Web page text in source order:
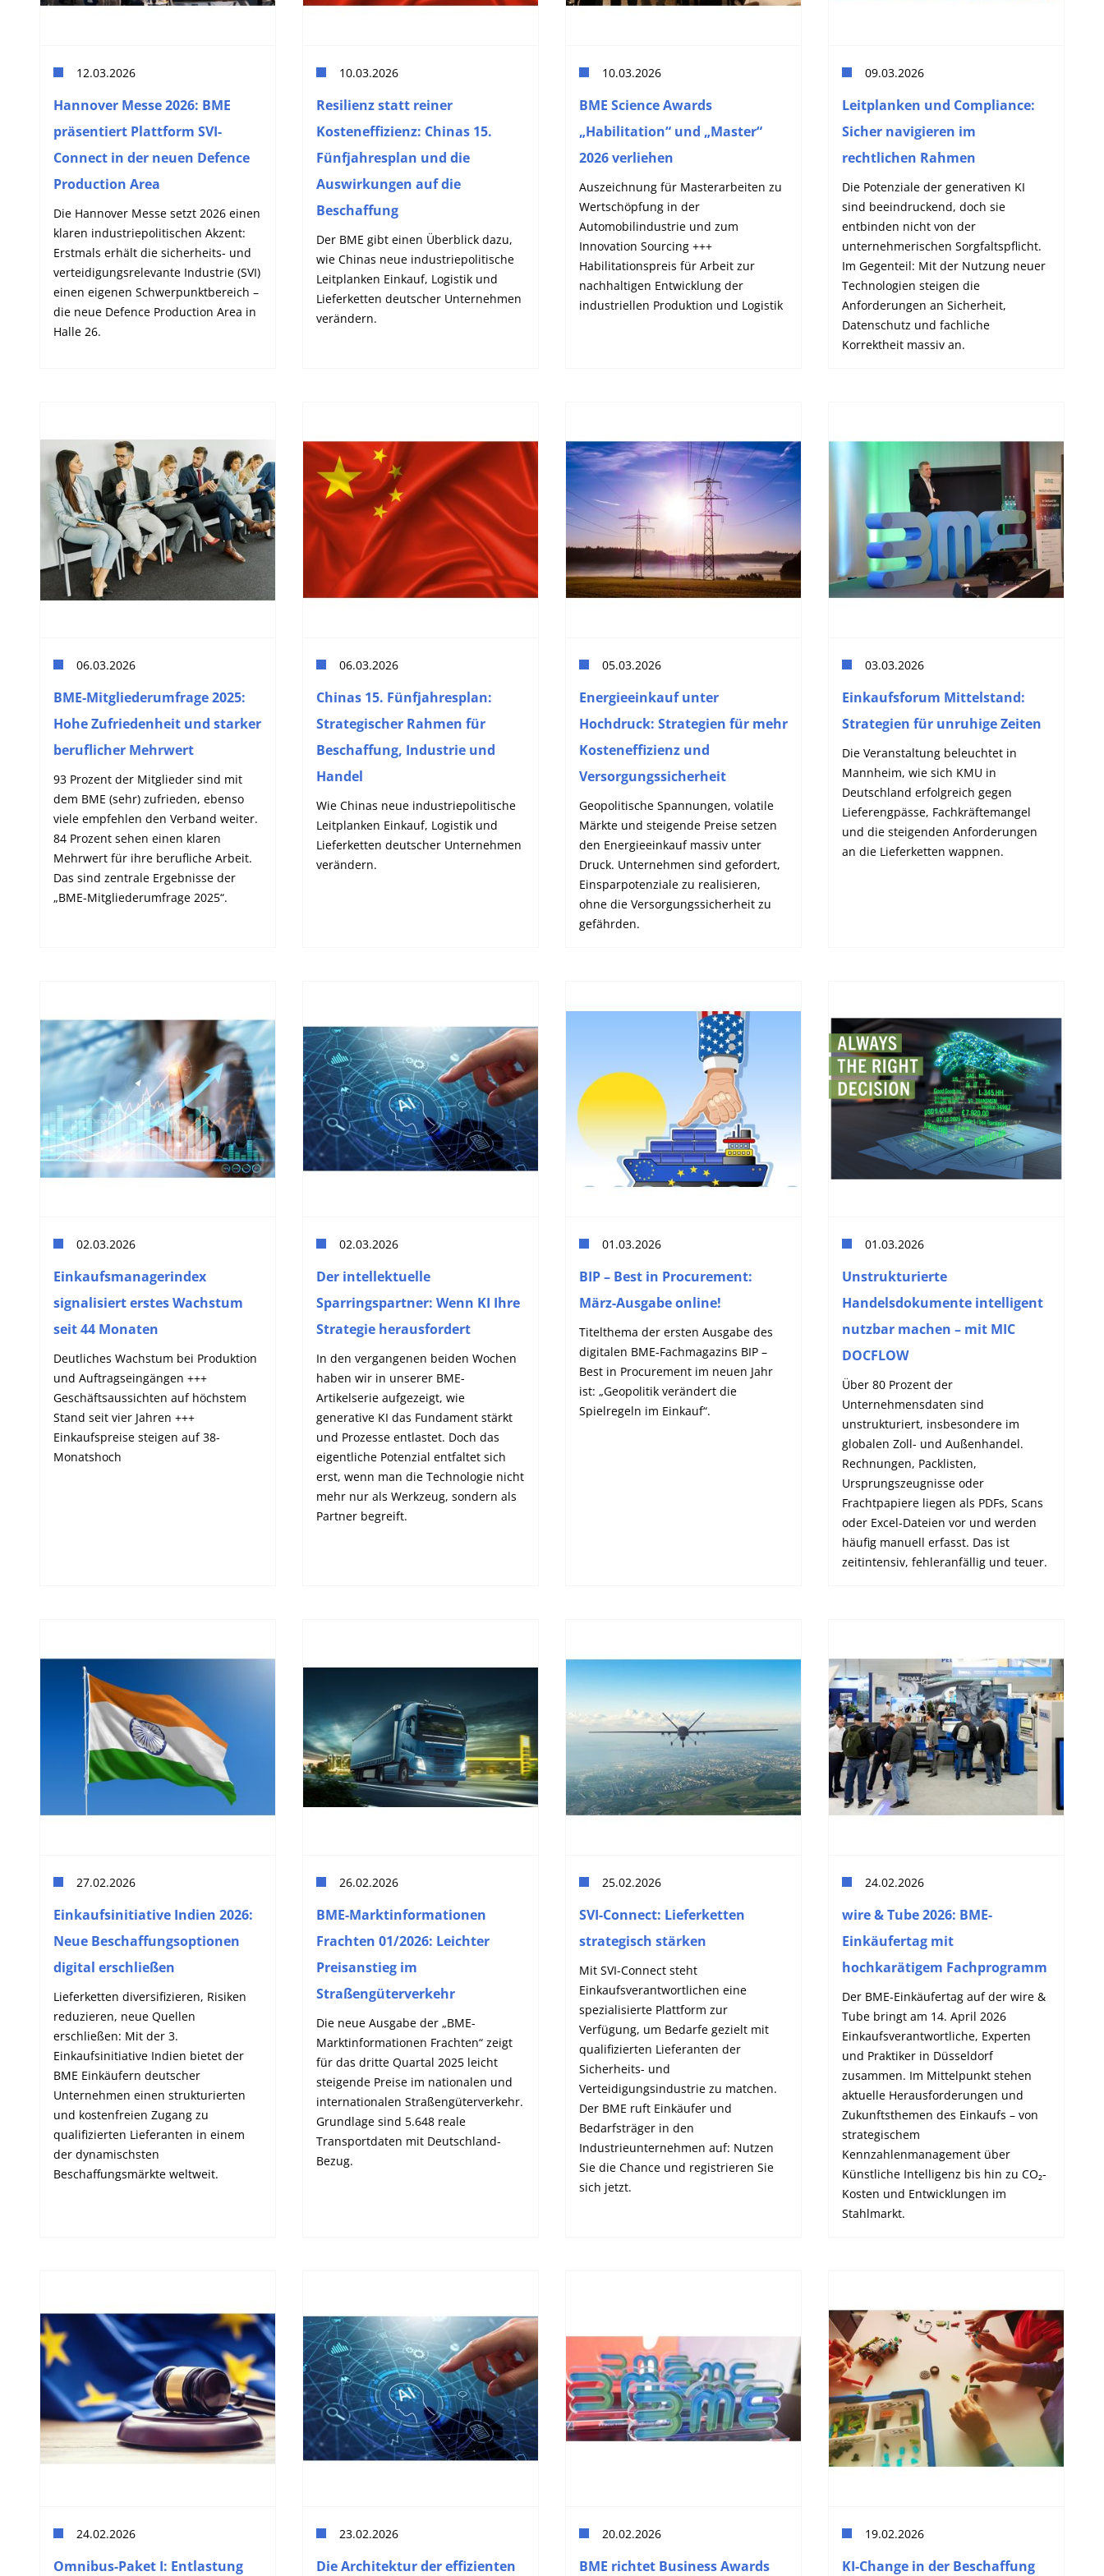
12.03.2026
Hannover Messe 2026: BME
präsentiert Plattform SVI-
Connect in der neuen Defence
Production Area
Die Hannover Messe setzt 2026 einen
klaren industriepolitischen Akzent:
Erstmals erhält die sicherheits- und
verteidigungsrelevante Industrie (SVI)
einen eigenen Schwerpunktbereich –
die neue Defence Production Area in
Halle 26.
10.03.2026
Resilienz statt reiner
Kosteneffizienz: Chinas 15.
Fünfjahresplan und die
Auswirkungen auf die
Beschaffung
Der BME gibt einen Überblick dazu,
wie Chinas neue industriepolitische
Leitplanken Einkauf, Logistik und
Lieferketten deutscher Unternehmen
verändern.
10.03.2026
BME Science Awards
„Habilitation“ und „Master“
2026 verliehen
Auszeichnung für Masterarbeiten zu
Wertschöpfung in der
Automobilindustrie und zum
Innovation Sourcing +++
Habilitationspreis für Arbeit zur
nachhaltigen Entwicklung der
industriellen Produktion und Logistik
09.03.2026
Leitplanken und Compliance:
Sicher navigieren im
rechtlichen Rahmen
Die Potenziale der generativen KI
sind beeindruckend, doch sie
entbinden nicht von der
unternehmerischen Sorgfaltspflicht.
Im Gegenteil: Mit der Nutzung neuer
Technologien steigen die
Anforderungen an Sicherheit,
Datenschutz und fachliche
Korrektheit massiv an.
06.03.2026
BME-Mitgliederumfrage 2025:
Hohe Zufriedenheit und starker
beruflicher Mehrwert
93 Prozent der Mitglieder sind mit
dem BME (sehr) zufrieden, ebenso
viele empfehlen den Verband weiter.
84 Prozent sehen einen klaren
Mehrwert für ihre berufliche Arbeit.
Das sind zentrale Ergebnisse der
„BME-Mitgliederumfrage 2025“.
06.03.2026
Chinas 15. Fünfjahresplan:
Strategischer Rahmen für
Beschaffung, Industrie und
Handel
Wie Chinas neue industriepolitische
Leitplanken Einkauf, Logistik und
Lieferketten deutscher Unternehmen
verändern.
05.03.2026
Energieeinkauf unter
Hochdruck: Strategien für mehr
Kosteneffizienz und
Versorgungssicherheit
Geopolitische Spannungen, volatile
Märkte und steigende Preise setzen
den Energieeinkauf massiv unter
Druck. Unternehmen sind gefordert,
Einsparpotenziale zu realisieren,
ohne die Versorgungssicherheit zu
gefährden.
03.03.2026
Einkaufsforum Mittelstand:
Strategien für unruhige Zeiten
Die Veranstaltung beleuchtet in
Mannheim, wie sich KMU in
Deutschland erfolgreich gegen
Lieferengpässe, Fachkräftemangel
und die steigenden Anforderungen
an die Lieferketten wappnen.
02.03.2026
Einkaufsmanagerindex
signalisiert erstes Wachstum
seit 44 Monaten
Deutliches Wachstum bei Produktion
und Auftragseingängen +++
Geschäftsaussichten auf höchstem
Stand seit vier Jahren +++
Einkaufspreise steigen auf 38-
Monatshoch
02.03.2026
Der intellektuelle
Sparringspartner: Wenn KI Ihre
Strategie herausfordert
In den vergangenen beiden Wochen
haben wir in unserer BME-
Artikelserie aufgezeigt, wie
generative KI das Fundament stärkt
und Prozesse entlastet. Doch das
eigentliche Potenzial entfaltet sich
erst, wenn man die Technologie nicht
mehr nur als Werkzeug, sondern als
Partner begreift.
01.03.2026
BIP – Best in Procurement:
März-Ausgabe online!
Titelthema der ersten Ausgabe des
digitalen BME-Fachmagazins BIP –
Best in Procurement im neuen Jahr
ist: „Geopolitik verändert die
Spielregeln im Einkauf“.
01.03.2026
Unstrukturierte
Handelsdokumente intelligent
nutzbar machen – mit MIC
DOCFLOW
Über 80 Prozent der
Unternehmensdaten sind
unstrukturiert, insbesondere im
globalen Zoll- und Außenhandel.
Rechnungen, Packlisten,
Ursprungszeugnisse oder
Frachtpapiere liegen als PDFs, Scans
oder Excel-Dateien vor und werden
häufig manuell erfasst. Das ist
zeitintensiv, fehleranfällig und teuer.
27.02.2026
Einkaufsinitiative Indien 2026:
Neue Beschaffungsoptionen
digital erschließen
Lieferketten diversifizieren, Risiken
reduzieren, neue Quellen
erschließen: Mit der 3.
Einkaufsinitiative Indien bietet der
BME Einkäufern deutscher
Unternehmen einen strukturierten
und kostenfreien Zugang zu
qualifizierten Lieferanten in einem
der dynamischsten
Beschaffungsmärkte weltweit.
26.02.2026
BME-Marktinformationen
Frachten 01/2026: Leichter
Preisanstieg im
Straßengüterverkehr
Die neue Ausgabe der „BME-
Marktinformationen Frachten“ zeigt
für das dritte Quartal 2025 leicht
steigende Preise im nationalen und
internationalen Straßengüterverkehr.
Grundlage sind 5.648 reale
Transportdaten mit Deutschland-
Bezug.
25.02.2026
SVI-Connect: Lieferketten
strategisch stärken
Mit SVI-Connect steht
Einkaufsverantwortlichen eine
spezialisierte Plattform zur
Verfügung, um Bedarfe gezielt mit
qualifizierten Lieferanten der
Sicherheits- und
Verteidigungsindustrie zu matchen.
Der BME ruft Einkäufer und
Bedarfsträger in den
Industrieunternehmen auf: Nutzen
Sie die Chance und registrieren Sie
sich jetzt.
24.02.2026
wire & Tube 2026: BME-
Einkäufertag mit
hochkarätigem Fachprogramm
Der BME-Einkäufertag auf der wire &
Tube bringt am 14. April 2026
Einkaufsverantwortliche, Experten
und Praktiker in Düsseldorf
zusammen. Im Mittelpunkt stehen
aktuelle Herausforderungen und
Zukunftsthemen des Einkaufs – von
strategischem
Kennzahlenmanagement über
Künstliche Intelligenz bis hin zu CO₂-
Kosten und Entwicklungen im
Stahlmarkt.
24.02.2026
Omnibus-Paket I: Entlastung
23.02.2026
Die Architektur der effizienten
20.02.2026
BME richtet Business Awards
19.02.2026
KI-Change in der Beschaffung